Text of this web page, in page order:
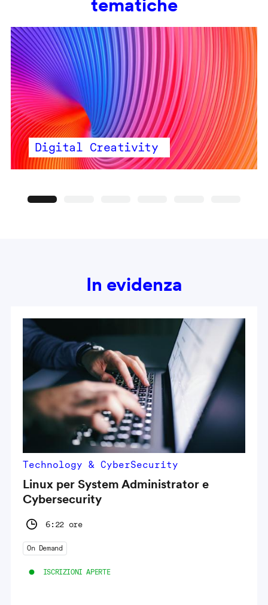
tematiche
Digital Creativity
In evidenza
Technology & CyberSecurity
Linux per System Administrator e
Cybersecurity
6:22 ore
On Demand
ISCRIZIONI APERTE